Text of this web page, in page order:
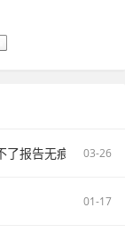
报告无痕PS修改和
03-26
01-17